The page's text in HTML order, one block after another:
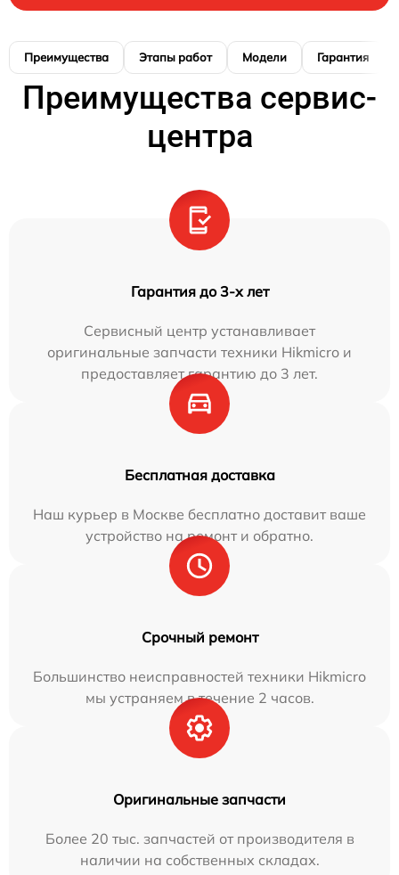
Преимущества Этапы работ Модели Гарантия
Преимущества сервис-
центра
Гарантия до 3-х лет
Сервисный центр устанавливает
оригинальные запчасти техники Hikmicro и
предоставляет гарантию до 3 лет.
Бесплатная доставка
Наш курьер в Москве бесплатно доставит ваше
устройство на ремонт и обратно.
Срочный ремонт
Большинство неисправностей техники Hikmicro
мы устраняем в течение 2 часов.
Оригинальные запчасти
Более 20 тыс. запчастей от производителя в
наличии на собственных складах.